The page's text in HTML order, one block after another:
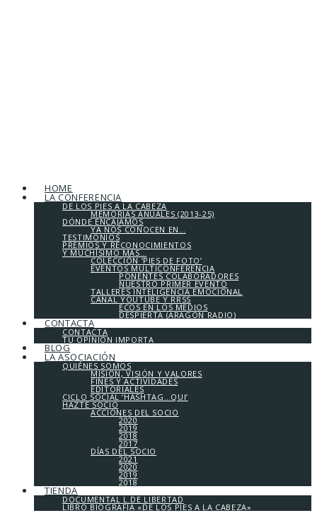
HOME
LA CONFERENCIA
DE LOS PIES A LA CABEZA
MEMORIAS ANUALES (2013-25)
DÓNDE ENCAJAMOS
YA NOS CONOCEN EN…
TESTIMONIOS
PREMIOS Y RECONOCIMIENTOS
Y MUCHÍSIMO MÁS…
COLECCIÓN ‘PIES DE FOTO’
EVENTOS MULTICONFERENCIA
PONENTES COLABORADORES
NUESTRO PRIMER EVENTO
TALLERES INTELIGENCIA EMOCIONAL
CANAL YOUTUBE Y RRSS
ECOS EN LOS MEDIOS
DESPIERTA (ARAGÓN RADIO)
CONTACTA
CONTACTA
TU OPINIÓN IMPORTA
BLOG
LA ASOCIACIÓN
QUIÉNES SOMOS
MISIÓN, VISIÓN Y VALORES
FINES Y ACTIVIDADES
EDITORIALES
CICLO SOCIAL ‘HASHTAG…QUI’
HAZTE SOCIO
ACCIONES DEL SOCIO
2020
2019
2018
2017
DÍAS DEL SOCIO
2021
2020
2019
2018
TIENDA
DOCUMENTAL L DE LIBERTAD
LIBRO BIOGRAFÍA «DE LOS PIES A LA CABEZA»